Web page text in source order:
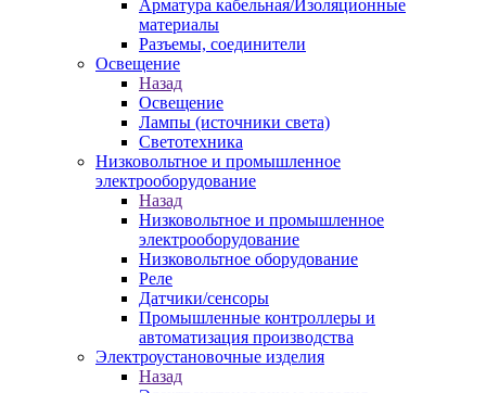
Арматура кабельная/Изоляционные
материалы
Разъемы, соединители
Освещение
Назад
Освещение
Лампы (источники света)
Светотехника
Низковольтное и промышленное
электрооборудование
Назад
Низковольтное и промышленное
электрооборудование
Низковольтное оборудование
Реле
Датчики/сенсоры
Промышленные контроллеры и
автоматизация производства
Электроустановочные изделия
Назад